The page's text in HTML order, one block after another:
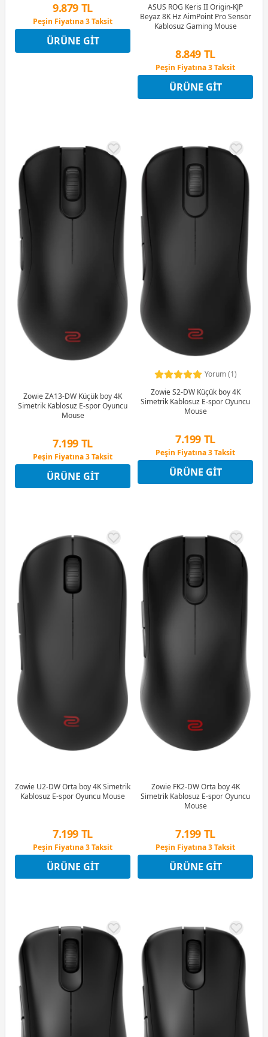
9.879 TL
Peşin Fiyatına 3 Taksit
12 Ay x 1.162 TL taksitle
Peşin Fiyatına 3 Taksit
ÜRÜNE GIT
ASUS ROG Keris II Origin-KJP
Beyaz 8K Hz AimPoint Pro Sensör
Kablosuz Gaming Mouse
8.849 TL
Peşin Fiyatına 3 Taksit
12 Ay x 1.041 TL taksitle
Peşin Fiyatına 3 Taksit
ÜRÜNE GIT
Zowie ZA13-DW Küçük boy 4K
Simetrik Kablosuz E-spor Oyuncu
Mouse
7.199 TL
Peşin Fiyatına 3 Taksit
12 Ay x 847 TL taksitle
Peşin Fiyatına 3 Taksit
ÜRÜNE GIT
Yorum (1)
Zowie S2-DW Küçük boy 4K
Simetrik Kablosuz E-spor Oyuncu
Mouse
7.199 TL
Peşin Fiyatına 3 Taksit
12 Ay x 847 TL taksitle
Peşin Fiyatına 3 Taksit
ÜRÜNE GIT
Zowie U2-DW Orta boy 4K Simetrik
Kablosuz E-spor Oyuncu Mouse
7.199 TL
Peşin Fiyatına 3 Taksit
12 Ay x 847 TL taksitle
Peşin Fiyatına 3 Taksit
ÜRÜNE GIT
Zowie FK2-DW Orta boy 4K
Simetrik Kablosuz E-spor Oyuncu
Mouse
7.199 TL
Peşin Fiyatına 3 Taksit
12 Ay x 847 TL taksitle
Peşin Fiyatına 3 Taksit
ÜRÜNE GIT